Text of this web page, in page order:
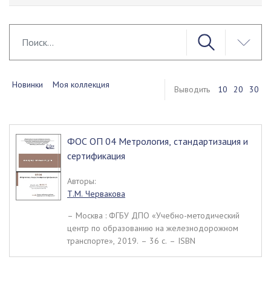
Новинки Моя коллекция Выводить 10 20 30
ФОС ОП 04 Метрология, стандартизация и
сертификация
Авторы:
Т.М. Червакова
– Москва : ФГБУ ДПО «Учебно-методический
центр по образованию на железнодорожном
транспорте», 2019. – 36 c. – ISBN